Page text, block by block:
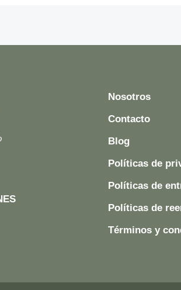
Nosotros
Contacto
Blog
Políticas de
Políticas de
Políticas de
Términos y